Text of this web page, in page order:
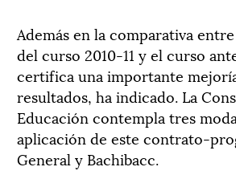
Además en la comparativa
del curso 2010-11 y el curso
certifica una importante
resultados, ha indicado. La
Educación contempla tres
aplicación de este contrato-
General y Bachibacc.